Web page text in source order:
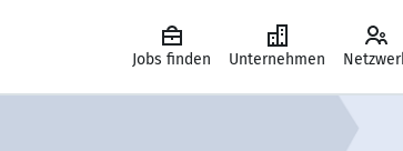
Jobs finden Unternehmen